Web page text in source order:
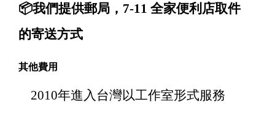
📦我們提供郵局，7-11 全家便利店取件
的寄送方式
其他費用
2010年進入台灣以工作室形式服務